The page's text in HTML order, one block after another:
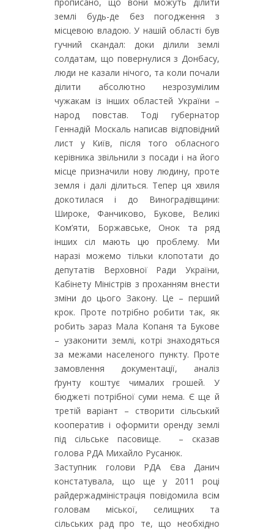
землі будь-де без погодження з
місцевою владою. У нашій області був
гучний скандал: доки ділили землі
солдатам, що повернулися з Донбасу,
люди не казали нічого, та коли почали
ділити абсолютно незрозумілим
чужакам із інших областей України –
народ повстав. Тоді губернатор
Геннадій Москаль написав відповідний
лист у Київ, після того обласного
керівника звільнили з посади і на його
місце призначили нову людину, проте
земля і далі ділиться. Тепер ця хвиля
докотилася і до Виноградівщини:
Широке, Фанчиково, Букове, Великі
Ком’яти, Боржавське, Онок та ряд
інших сіл мають цю проблему. Ми
наразі можемо тільки клопотати до
депутатів Верховної Ради України,
Кабінету Міністрів з проханням внести
зміни до цього Закону. Це – перший
крок. Проте потрібно робити так, як
робить зараз Мала Копаня та Букове
– узаконити землі, котрі знаходяться
за межами населеного пункту. Проте
замовлення документації, аналіз
ґрунту коштує чималих грошей. У
бюджеті потрібної суми нема. Є ще й
третій варіант – створити сільський
кооператив і оформити оренду землі
під сільське пасовище. – сказав
голова РДА Михайло Русанюк.
Заступник голови РДА Єва Данич
констатувала, що ще у 2011 році
райдержадміністрація повідомила всім
головам міської, селищних та
сільських рад про те, що необхідно